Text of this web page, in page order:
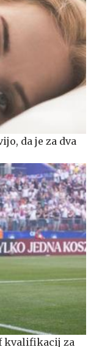
da je za dva
kvalifikacij za